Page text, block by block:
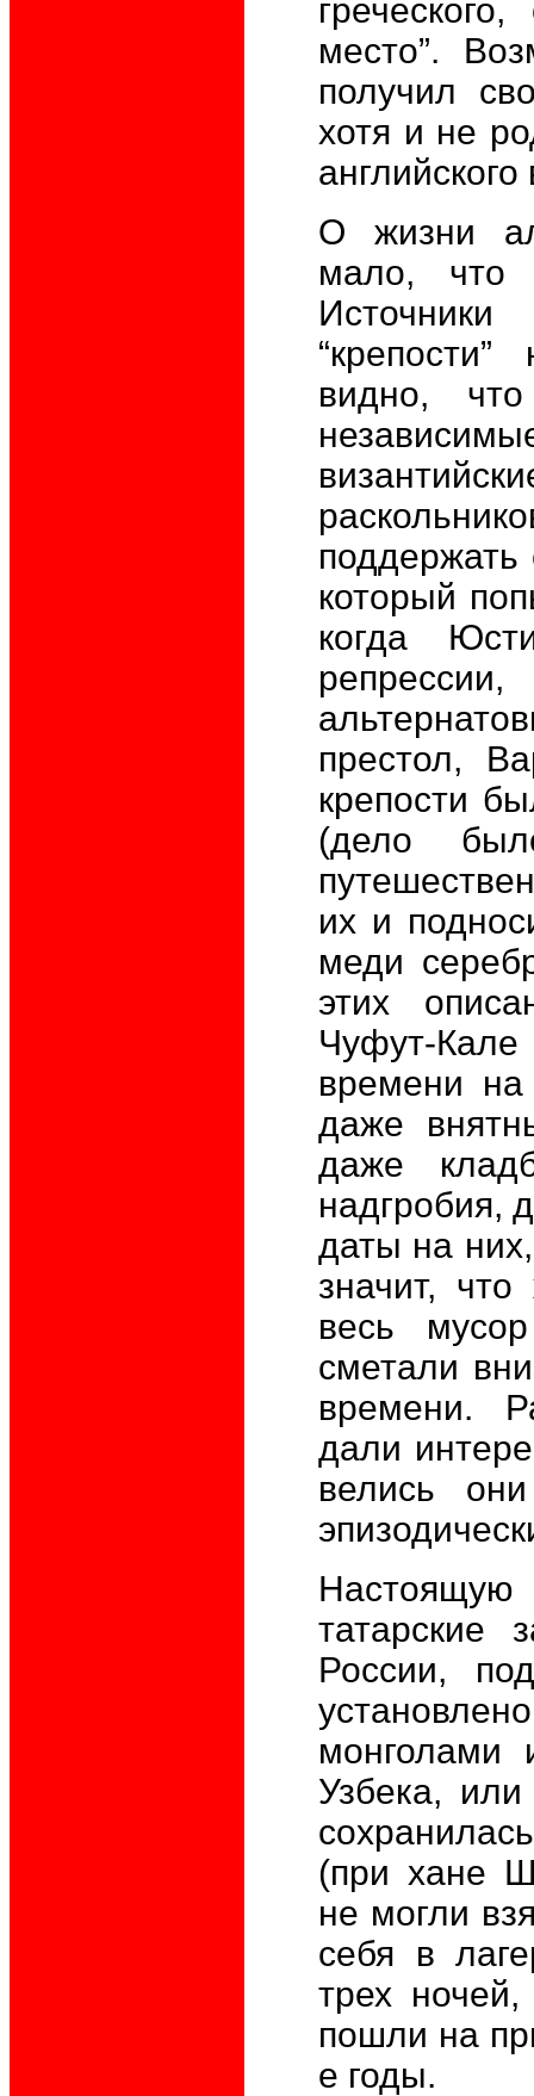
место”.
получил
хотя и не
О жизни
мало, что
видно,
который
когда
престол,
крепости
(дело
их и
меди
этих
Чуфут-Кале
времени на
даже
даже
надгробия,
даты на
значит,
весь
сметали
времени.
дали
велись
Настоящую
татарские
России,
монголами
Узбека,
(при хане
не могли
себя в
трех
пошли на
е годы.